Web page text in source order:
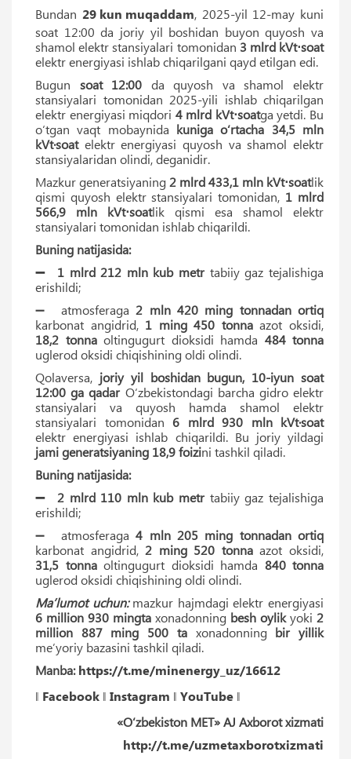
Bundan 29 kun muqaddam, 2025-yil 12-may kuni
soat 12:00 da joriy yil boshidan buyon quyosh va
shamol elektr stansiyalari tomonidan 3 mlrd kVt⋅soat
elektr energiyasi ishlab chiqarilgani qayd etilgan edi.
Bugun soat 12:00 da quyosh va shamol elektr
stansiyalari tomonidan 2025-yili ishlab chiqarilgan
elektr energiyasi miqdori 4 mlrd kVt⋅soatga yetdi. Bu
oʻtgan vaqt mobaynida kuniga oʻrtacha 34,5 mln
kVt·soat elektr energiyasi quyosh va shamol elektr
stansiyalaridan olindi, deganidir.
Mazkur generatsiyaning2 mlrd 433,1 mln kVt⋅soatlik
qismi quyosh elektr stansiyalari tomonidan, 1 mlrd
566,9 mln kVt⋅soatlik qismi esa shamol elektr
stansiyalari tomonidan ishlab chiqarildi.
Buning natijasida:
➖ 1 mlrd 212 mln kub metrtabiiy gaz tejalishiga
erishildi;
➖ atmosferaga2 mln 420 ming tonnadan ortiq
karbonat angidrid, 1 ming 450 tonnaazot oksidi,
18,2 tonnaoltingugurt dioksidi hamda 484 tonna
uglerod oksidi chiqishining oldi olindi.
Qolaversa, joriy yil boshidan bugun, 10-iyun soat
12:00 ga qadar Oʻzbekistondagi barcha gidro elektr
stansiyalari va quyosh hamda shamol elektr
stansiyalari tomonidan 6 mlrd 930 mln kVt·soat
elektr energiyasi ishlab chiqarildi. Bu joriy yildagi
jami generatsiyaning 18,9 foizini tashkil qiladi.
Buning natijasida:
➖ 2 mlrd 110 mln kub metr tabiiy gaz tejalishiga
erishildi;
➖ atmosferaga4 mln 205 ming tonnadan ortiq
karbonat angidrid,2 ming 520 tonnaazot oksidi,
31,5 tonnaoltingugurt dioksidi hamda 840 tonna
uglerod oksidi chiqishining oldi olindi.
Maʼlumot uchun:mazkur hajmdagi elektr energiyasi
6 million 930 mingta xonadonning besh oylikyoki 2
million 887 ming 500 taxonadonning bir yillik
meʼyoriy bazasini tashkil qiladi.
Manba:https://t.me/minenergy_uz/16612
‖ Facebook ‖ Instagram ‖ YouTube ‖
«O‘zbekiston MET» AJ Axborot xizmati
http://t.me/uzmetaxborotxizmati